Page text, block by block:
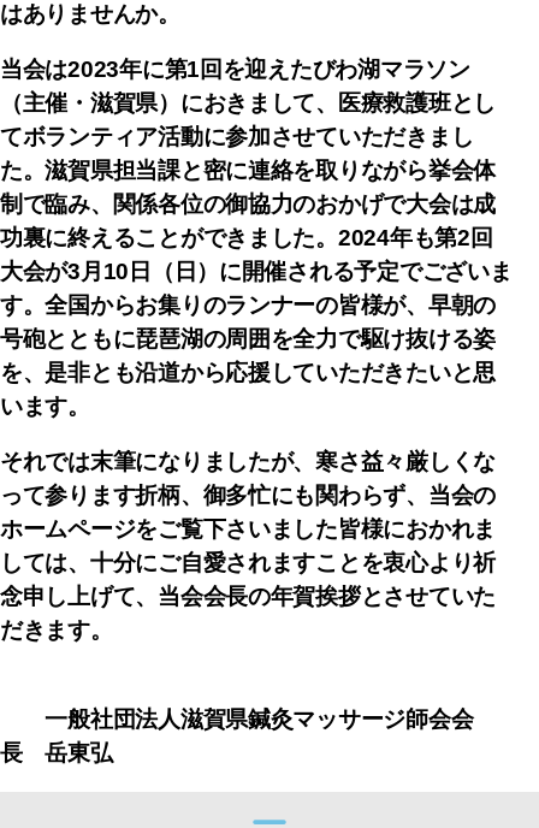
はありませんか。
当会は2023年に第1回を迎えたびわ湖マラソン
（主催・滋賀県）におきまして、医療救護班とし
てボランティア活動に参加させていただきまし
た。滋賀県担当課と密に連絡を取りながら挙会体
制で臨み、関係各位の御協力のおかげで大会は成
功裏に終えることができました。 2024年も第2回
大会が3月10日（日）に開催される予定でございま
す。全国からお集りのランナーの皆様が、早朝の
号砲とともに琵琶湖の周囲を全力で駆け抜ける姿
を、是非とも沿道から応援していただきたいと思
います。
それでは末筆になりましたが、寒さ益々厳しくな
って参ります折柄、御多忙にも関わらず、当会の
ホームページをご覧下さいました皆様におかれま
しては、十分にご自愛されますことを衷心より祈
念申し上げて、当会会長の年賀挨拶とさせていた
だきます。
一般社団法人滋賀県鍼灸マッサージ師会会
長 岳東弘